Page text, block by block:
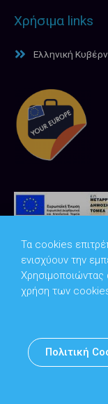
Χρήσιμα links
Ελληνική
Copyright ©
Υπεύθυνος
Τα cookies
ενισχύουν την
Χρησιμοποιώντας
χρήση των
Πολιτική